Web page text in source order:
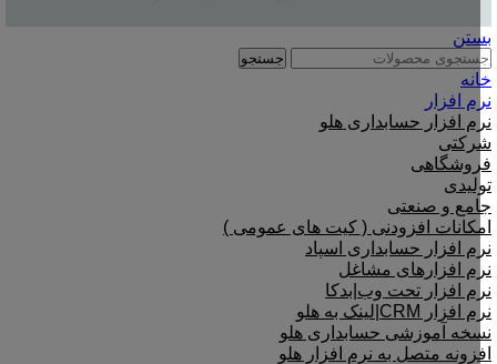
بستن
جستجو
خانه
نرم افزار
نرم افزار حسابداری هلو
شرکتی
فروشگاهی
تولیدی
جامع و صنعتی
امکانات افزودنی ( کیت های عمومی )
نرم افزار حسابداری اسپاد
نرم افزارهای مشاغل
نرم افزار تحت وب|بدکا
نرم افزار CRM|لینک به هلو
نسخه آموزشی حسابداری هلو
افزونه متصل به نرم افزار هلو